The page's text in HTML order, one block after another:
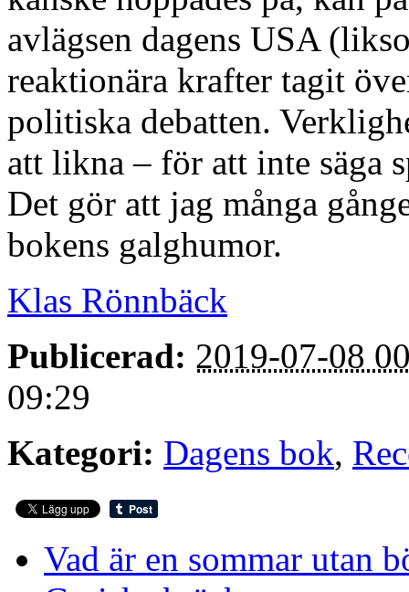
avlägsen dagens USA
reaktionära krafter tagit
politiska debatten.
att likna – för att inte säga
Det gör att jag många
bokens galghumor.
Klas Rönnbäck
Publicerad: 2019-07-08
09:29
Kategori: Dagens bok,
Vad är en sommar utan